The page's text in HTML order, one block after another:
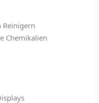
Chemikalien